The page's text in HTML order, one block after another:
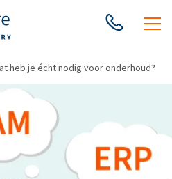
heb je écht nodig voor onderhoud?